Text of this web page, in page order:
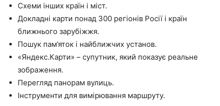
Схеми інших країн і міст.
Докладні карти понад 300 регіонів Росії і країн
ближнього зарубіжжя.
Пошук пам’яток і найближчих установ.
«Яндекс.Карти» – супутник, який показує реальне
зображення.
Перегляд панорам вулиць.
Інструменти для вимірювання маршруту.